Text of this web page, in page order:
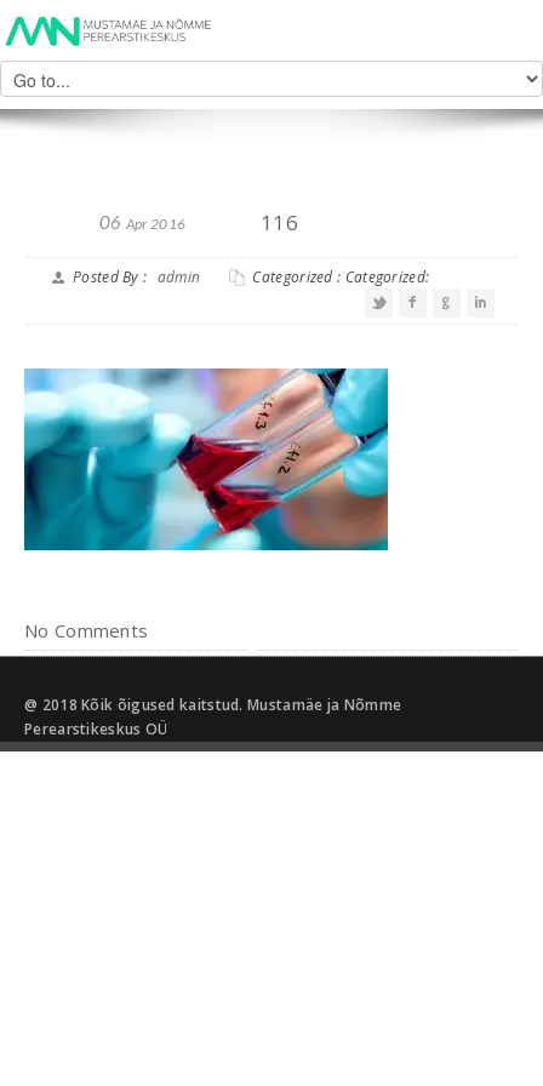
06 Apr 2016 116
Posted By : admin Categorized : Categorized:
No Comments
@ 2018 Kõik õigused kaitstud. Mustamäe ja Nõmme
Perearstikeskus OÜ